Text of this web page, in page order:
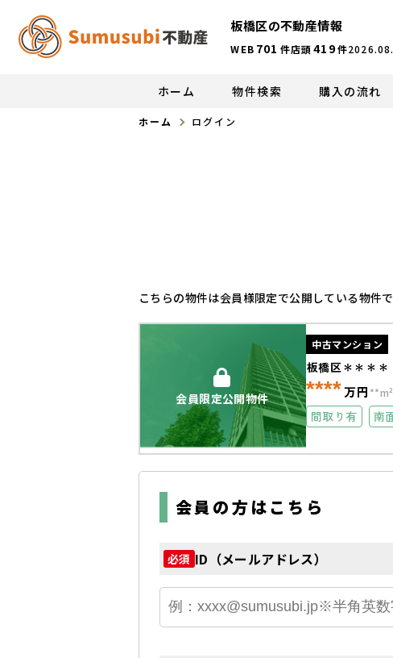
板橋区の不動産情報
WEB 701 件店頭419件
ホーム 物件検索 購入の流れ
ホーム ログイン
こちらの物件は会員様限定で公開している物件
会員限定公開物件
中古マンション
板橋区＊＊＊＊
****万円 **m²
間取り有 南
会員の方はこちら
必須 ID（メールアドレス）